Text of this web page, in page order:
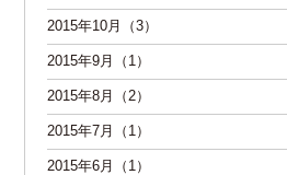
2015年10月（3）
2015年9月（1）
2015年8月（2）
2015年7月（1）
2015年6月（1）